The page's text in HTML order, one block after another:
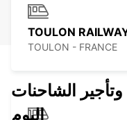
TOULON
TOULON - FRANCE
الشاحنات
اليوم